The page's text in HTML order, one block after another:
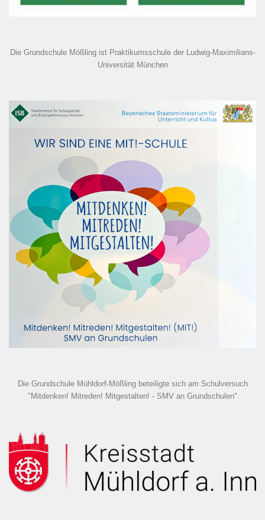
Die Grundschule Mößling ist Praktikumsschule der Ludwig-Maximilians-
Universität München
Die Grundschule Mühldorf-Mößling beteiligte sich am Schulversuch
"Mitdenken! Mitreden! Mitgestalten! - SMV an Grundschulen"